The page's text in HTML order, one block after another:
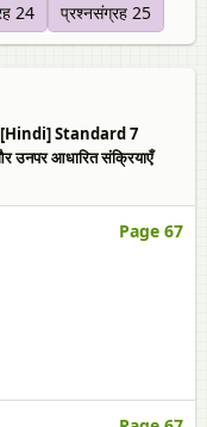
24 प्रश्नसंग्रह 25
Standard 7
आधारित संक्रियाएँ
Page 67